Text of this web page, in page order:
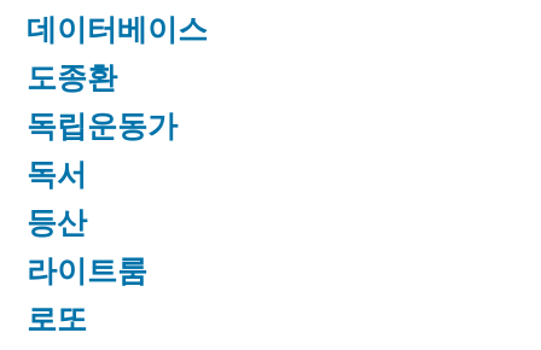
데이터베이스
도종환
독립운동가
독서
등산
라이트룸
로또